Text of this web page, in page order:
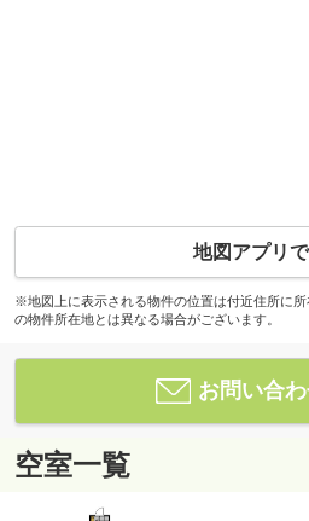
地図アプリで
※地図上に表示される物件の位置は付近住所に
の物件所在地とは異なる場合がございます。
お問い合
空室一覧